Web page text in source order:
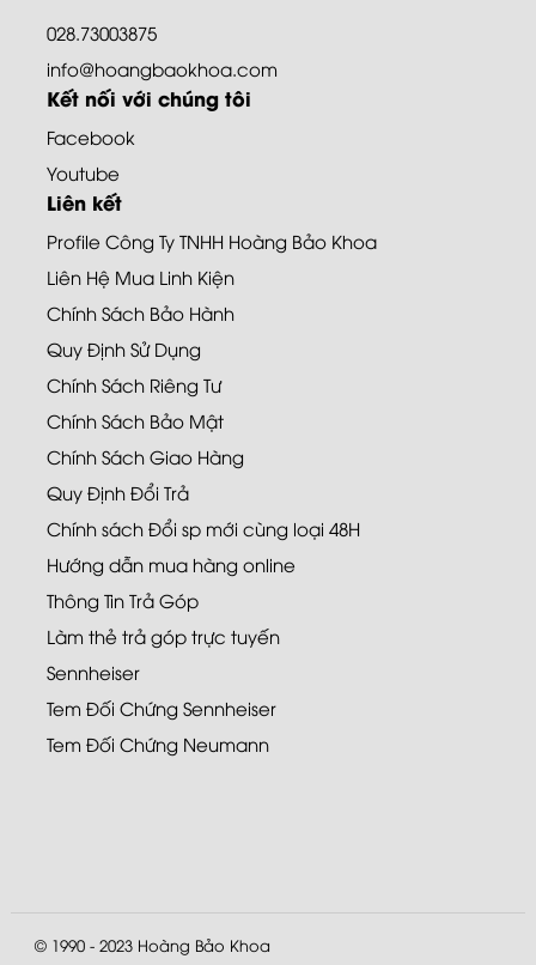
028.73003875
info@hoangbaokhoa.com
Kết nối với chúng tôi
Facebook
Youtube
Liên kết
Profile Công Ty TNHH Hoàng Bảo Khoa
Liên Hệ Mua Linh Kiện
Chính Sách Bảo Hành
Quy Định Sử Dụng
Chính Sách Riêng Tư
Chính Sách Bảo Mật
Chính Sách Giao Hàng
Quy Định Đổi Trả
Chính sách Đổi sp mới cùng loại 48H
Hướng dẫn mua hàng online
Thông Tin Trả Góp
Làm thẻ trả góp trực tuyến
Sennheiser
Tem Đối Chứng Sennheiser
Tem Đối Chứng Neumann
© 1990 - 2023 Hoàng Bảo Khoa